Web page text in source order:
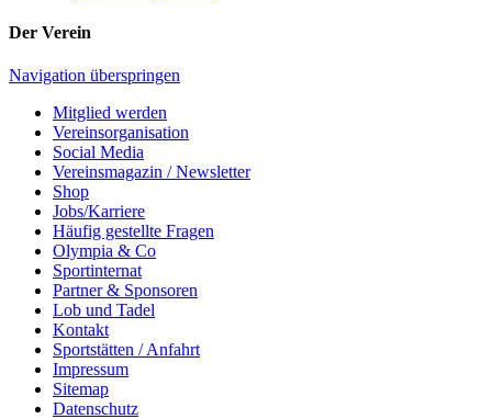
Der Verein
Navigation überspringen
Mitglied werden
Vereinsorganisation
Social Media
Vereinsmagazin / Newsletter
Shop
Jobs/Karriere
Häufig gestellte Fragen
Olympia & Co
Sportinternat
Partner & Sponsoren
Lob und Tadel
Kontakt
Sportstätten / Anfahrt
Impressum
Sitemap
Datenschutz